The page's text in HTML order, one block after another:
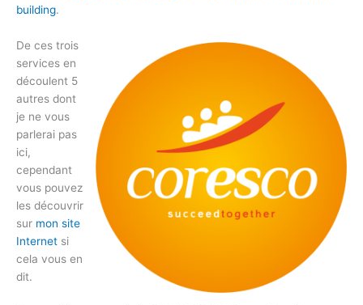
building.
De ces trois
services en
découlent 5
autres dont
je ne vous
parlerai pas
ici,
cependant
vous pouvez
les découvrir
sur mon site
Internet si
cela vous en
dit.